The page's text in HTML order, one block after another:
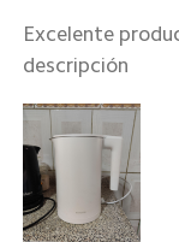
Excelente
descripción